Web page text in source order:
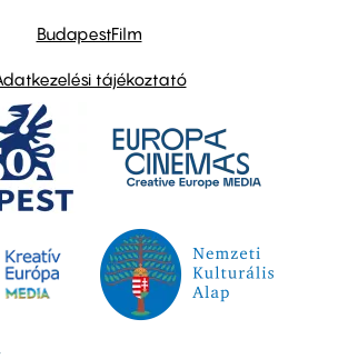
BudapestFilm
tájékoztató